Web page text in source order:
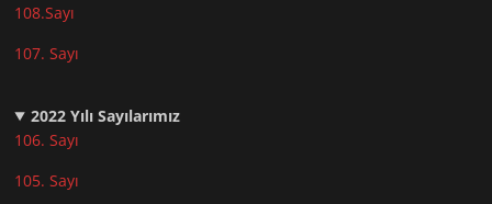
108.Sayı
107. Sayı
2022 Yılı Sayılarımız
106. Sayı
105. Sayı